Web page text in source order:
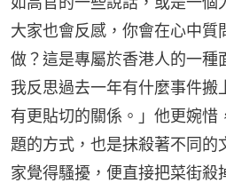
大家也會反感，你會在心中質
做？這是專屬於香港人的一種
我反思過去一年有什麼事件搬
有更貼切的關係。」他更婉惜
題的方式，也是抹殺著不同的
家覺得騷擾，便直接把菜街殺